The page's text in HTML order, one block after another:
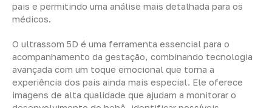
pais e permitindo uma análise mais detalhada para os
médicos.
O ultrassom 5D é uma ferramenta essencial para o
acompanhamento da gestação, combinando tecnologia
avançada com um toque emocional que torna a
experiência dos pais ainda mais especial. Ele oferece
imagens de alta qualidade que ajudam a monitorar o